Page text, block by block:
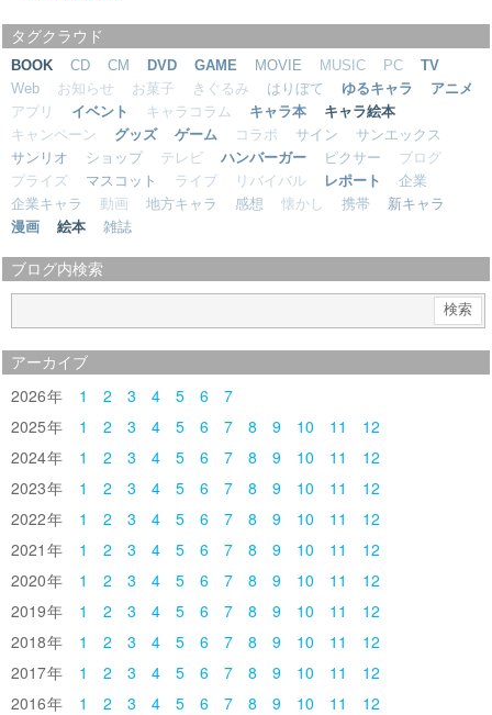
タグクラウド
BOOK CD CM DVD GAME MOVIE MUSIC PC
TV
Web
お知らせ お菓子 きぐるみ はりぼて ゆるキャラ
アニメ
アプリ
イベント キャラコラム キャラ本
キャラ絵本
キャンペーン
グッズ ゲーム コラボ サイン
サンエックス
サンリオ
ショップ テレビ ハンバーガー ピクサー
ブログ
プライズ
マスコット ライブ リバイバル レポート
企業
企業キャラ
動画 地方キャラ 感想 懐かし 携帯
新キャラ
漫画
絵本 雑誌
ブログ内検索
アーカイブ
2026 1 2 3 4 5 6
7
2025
1 2 3 4 5 6 7 8 9 10 11
12
2024
1 2 3 4 5 6 7 8 9 10 11
12
2023
1 2 3 4 5 6 7 8 9 10 11
12
2022
1 2 3 4 5 6 7 8 9 10 11
12
2021
1 2 3 4 5 6 7 8 9 10 11
12
2020
1 2 3 4 5 6 7 8 9 10 11
12
2019
1 2 3 4 5 6 7 8 9 10 11
12
2018
1 2 3 4 5 6 7 8 9 10 11
12
2017
1 2 3 4 5 6 7 8 9 10 11
12
2016
1 2 3 4 5 6 7 8 9 10 11
12